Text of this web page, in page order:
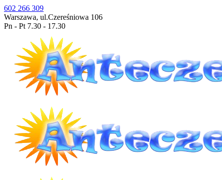
602 266 309
Warszawa, ul.Czereśniowa 106
Pn - Pt 7.30 - 17.30